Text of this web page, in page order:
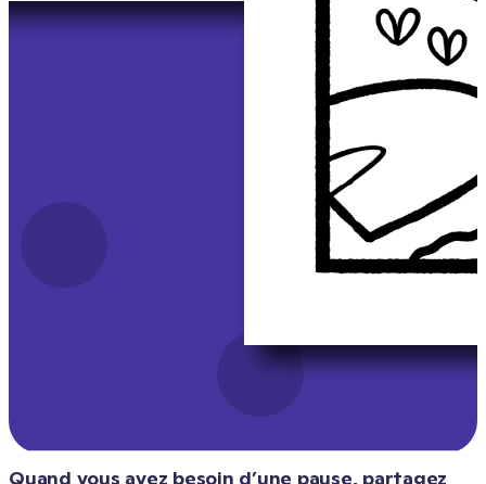
Quand vous avez besoin d’une pause, partagez